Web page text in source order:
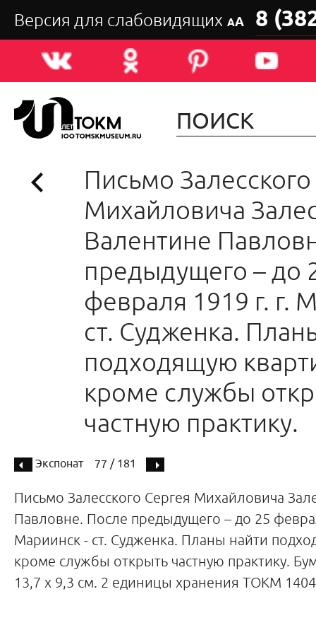
Версия для слабовидящих АА 8
Письмо
Михайловича
Валентине
предыдущего – до
февраля 1919 г. г.
ст. Судженка.
подходящую
кроме службы
частную практику.
Экспонат 77 / 181
Письмо Залесского Сергея Михайловича
Павловне. После предыдущего – до 25
Мариинск - ст. Судженка. Планы найти
кроме службы открыть частную практику.
13,7 х 9,3 см. 2 единицы хранения ТОКМ